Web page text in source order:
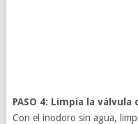
PASO 4: Limpia la válvula
Con el inodoro sin agua,